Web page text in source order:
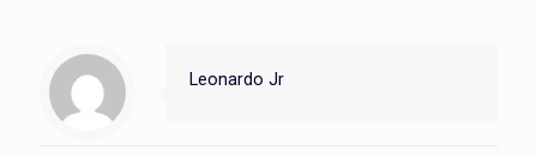
Leonardo Jr